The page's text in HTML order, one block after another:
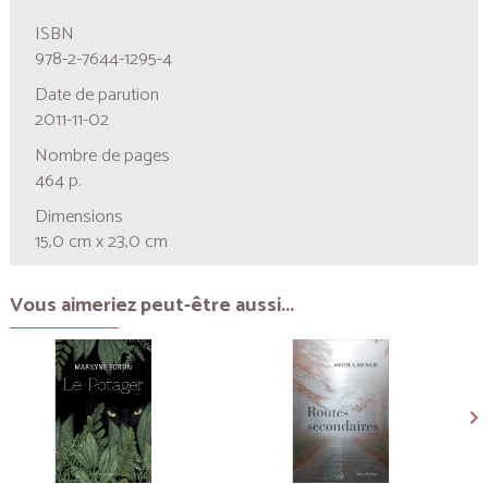
ISBN
978-2-7644-1295-4
Date de parution
2011-11-02
Nombre de pages
464 p.
Dimensions
15,0 cm x 23,0 cm
Vous aimeriez peut-être aussi...